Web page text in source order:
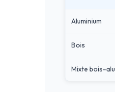
Aluminium
Bois
Mixte bois-alu